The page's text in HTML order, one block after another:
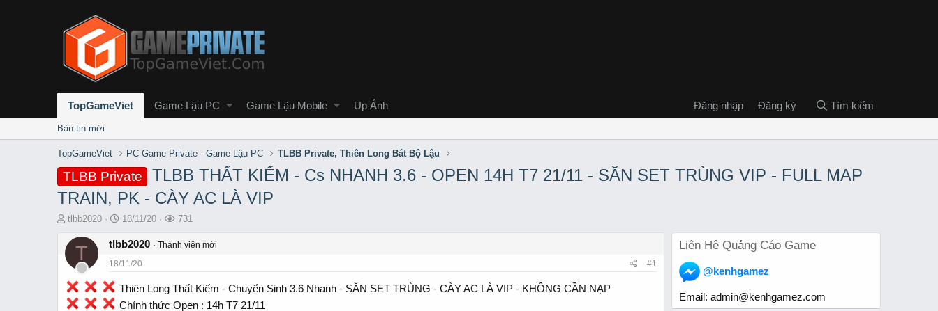
TopGameViet Game Lậu PC Game Lậu Mobile Up Ảnh Đăng nhập Đăng ký Tìm kiếm
Bản tin mới
TopGameViet PC Game Private - Game Lậu PC TLBB Private, Thiên Long Bát Bộ Lậu
TLBB Private
TLBB THẤT KIẾM - Cs NHANH 3.6 - OPEN 14H T7 21/11 - SĂN SET TRÙNG VIP - FULL MAP
TRAIN, PK - CÀY AC LÀ VIP
T
r
a
d
s
t
tlbb2020
S
a
t
a
t
18/11/20
L
ợ
m
731
T tlbb2020
Thành viên mới
18/11/20
#1
Thiên Long Thất Kiếm - Chuyển Sinh 3.6 Nhanh - SĂN SET TRÙNG - CÀY AC LÀ VIP - KHÔNG CẦN NẠP
Chính thức Open : 14h T7 21/11
Liên Hệ Quảng Cáo Game
@kenhgamez
Email: admin@kenhgamez.com